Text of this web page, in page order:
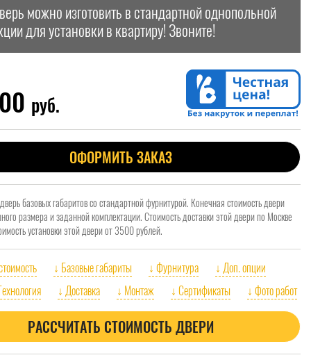
можно изготовить в стандартной однопольной
для установки в квартиру! Звоните!
руб.
ОФОРМИТЬ ЗАКАЗ
базовых габаритов со стандартной фурнитурой. Конечная стоимость двери
размера и заданной комплектации. Стоимость доставки этой двери по Москве
установки этой двери от 3500 рублей.
↓ Базовые габариты ↓ Фурнитура
↓ Доп. опции
↓ Доставка ↓ Монтаж ↓ Сертификаты ↓ Фото работ
РАССЧИТАТЬ СТОИМОСТЬ ДВЕРИ